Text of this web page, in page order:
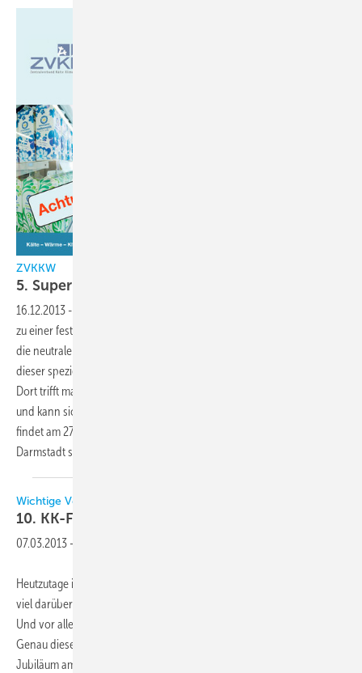
ZVKKW
5. Supermarkt-Symposium am 27. März
16.12.2013 -
zu einer festen Größe in der Branche entwickelt. Es ist der Treffpunkt,
die neutrale Plattform für die Kälte-, Wärme- und Klimatechnik in
dieser speziellen und wichtigen Anwendung im Lebensmittelhandel.
Dort trifft man sich, erhält aktuellste Informationen, tauscht sich aus
und kann sich kennenlernen. Die nunmehr 5. Veranstaltung dieser Art
findet am 27. März 2014 erneut im Maritim Rhein-Main Hotel
Darmstadtstatt.
Wichtige Veranstaltungen im Frühjahr
10. KK-Fachtagung
07.03.2013 -
Heutzutage ist alles „smart“ vom Telefon bis zum Stromnetz. Es wird
viel darüber geredet und geschrieben, aber was ist das überhaupt?
Und vor allem: Ist das relevant für unsere Branche, für meine Firma?
Genau diesen Fragen wird sich die 10. KK-Fachtagung zu ihrem
Jubiläum am 16. Mai 2013